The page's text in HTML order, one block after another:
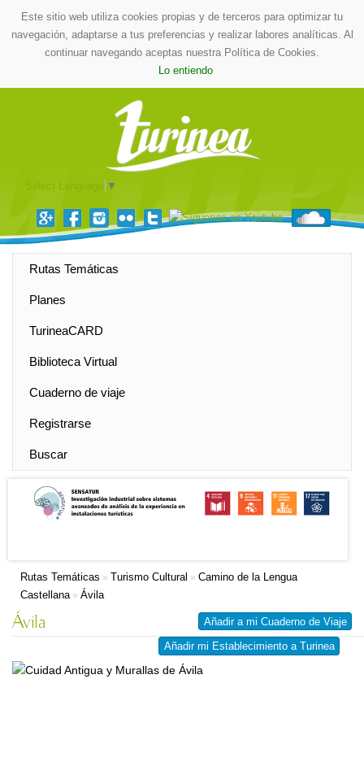
Este sitio web utiliza cookies propias y de terceros para optimizar tu
navegación, adaptarse a tus preferencias y realizar labores analíticas. Al
continuar navegando aceptas nuestra Política de Cookies.
Lo entiendo
▼
Rutas Temáticas
Planes
TurineaCARD
Biblioteca Virtual
Cuaderno de viaje
Registrarse
Buscar
Rutas Temáticas » Turismo Cultural » Camino de la Lengua
Castellana» Ávila
Añadir a mi Cuaderno de Viaje
Añadir mi Establecimiento a Turinea
Ávila